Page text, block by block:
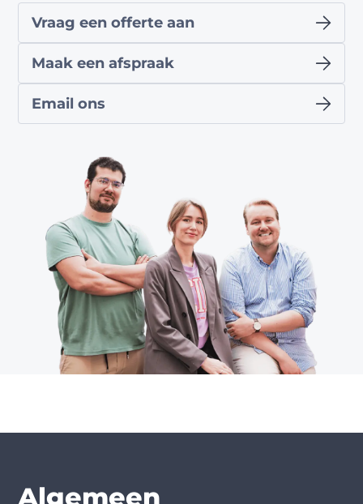
Vraag een offerte aan
Maak een afspraak
Email ons
Algemeen